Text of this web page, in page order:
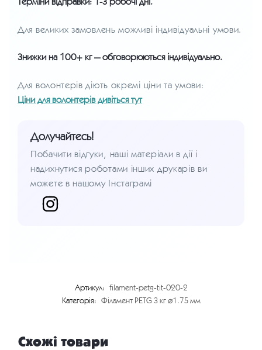
Для великих замовлень можливі індивідуальні умови.
Знижки на 100+ кг — обговорюються індивідуально.
Для волонтерів діють окремі ціни та умови:
Ціни для волонтерів дивіться тут
Долучайтесь!
Побачити відгуки, наші матеріали в дії і
надихнутися роботами інших друкарів ви
можете в нашому Інстаграмі
Артикул: filament-petg-tit-020-2
Категорія: Філамент PETG 3 кг ⌀1.75 мм
Схожі товари